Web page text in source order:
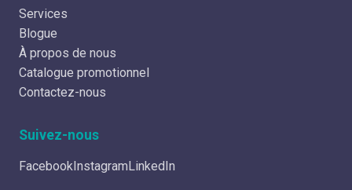
Services
Blogue
À propos de nous
Catalogue promotionnel
Contactez-nous
Suivez-nous
FacebookInstagramLinkedIn